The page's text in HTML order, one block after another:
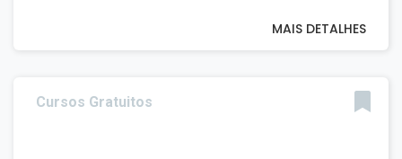
MAIS DETALHES
Cursos Gratuitos